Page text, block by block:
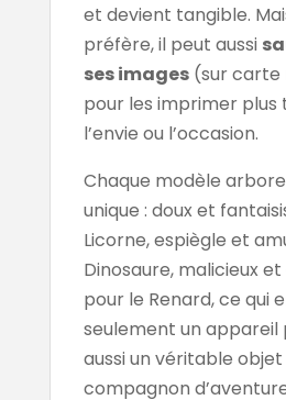
et devient tangible.
préfère, il peut aussi
ses images(sur carte
pour les imprimer plus
l’envie ou l’occasion.
Chaque modèle
unique : doux et
Licorne, espiègle et
Dinosaure, malicieux
pour le Renard, ce qui
seulement un appareil
aussi un véritable objet
compagnon